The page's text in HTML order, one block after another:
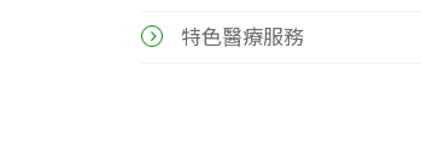
特色醫療服務